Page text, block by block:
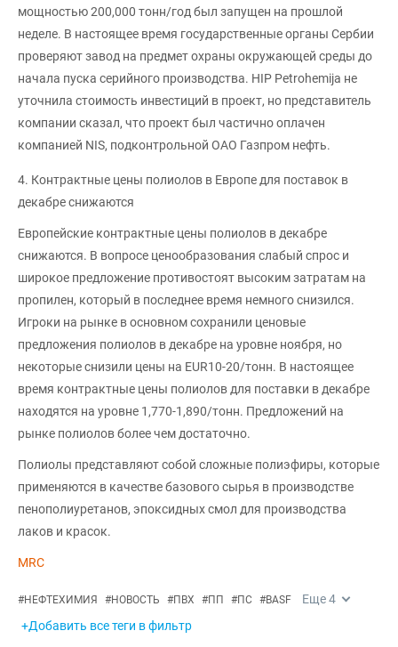
мощностью 200,000 тонн/год был запущен на прошлой
неделе. В настоящее время государственные органы Сербии
проверяют завод на предмет охраны окружающей среды до
начала пуска серийного производства. HIP Petrohemija не
уточнила стоимость инвестиций в проект, но представитель
компании сказал, что проект был частично оплачен
компанией NIS, подконтрольной ОАО Газпром нефть.
4. Контрактные цены полиолов в Европе для поставок в
декабре снижаются
Европейские контрактные цены полиолов в декабре
снижаются. В вопросе ценообразования слабый спрос и
широкое предложение противостоят высоким затратам на
пропилен, который в последнее время немного снизился.
Игроки на рынке в основном сохранили ценовые
предложения полиолов в декабре на уровне ноября, но
некоторые снизили цены на EUR10-20/тонн. В настоящее
время контрактные цены полиолов для поставки в декабре
находятся на уровне 1,770-1,890/тонн. Предложений на
рынке полиолов более чем достаточно.
Полиолы представляют собой сложные полиэфиры, которые
применяются в качестве базового сырья в производстве
пенополиуретанов, эпоксидных смол для производства
лаков и красок.
MRC
#НЕФТЕХИМИЯ #НОВОСТЬ #ПВХ #ПП #ПС #BASF Еще4
+Добавить все теги в фильтр